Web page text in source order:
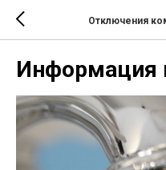
Отключения
Информация